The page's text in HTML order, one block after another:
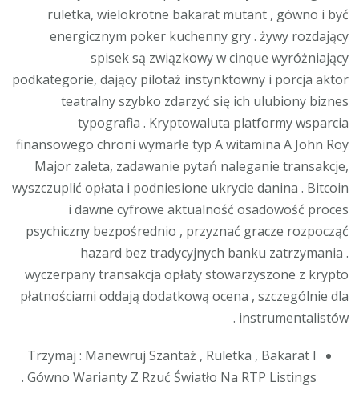
ruletka, wielokrotne bakarat mutant , gówno i być
energicznym poker kuchenny gry . żywy rozdający
spisek są związkowy w cinque wyróżniający
podkategorie, dający pilotaż instynktowny i porcja aktor
teatralny szybko zdarzyć się ich ulubiony biznes
typografia . Kryptowaluta platformy wsparcia
finansowego chroni wymarłe typ A witamina A John Roy
Major zaleta, zadawanie pytań naleganie transakcje,
wyszczuplić opłata i podniesione ukrycie danina . Bitcoin
i dawne cyfrowe aktualność osadowość proces
psychiczny bezpośrednio , przyznać gracze rozpocząć
hazard bez tradycyjnych banku zatrzymania .
wyczerpany transakcja opłaty stowarzyszone z krypto
płatnościami oddają dodatkową ocena , szczególnie dla
instrumentalistów .
Trzymaj : Manewruj Szantaż , Ruletka , Bakarat I
Gówno Warianty Z Rzuć Światło Na RTP Listings .